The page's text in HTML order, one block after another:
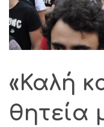
«Καλή
θητεία